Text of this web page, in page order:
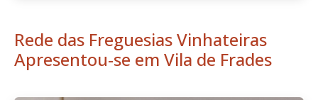
Rede das Freguesias Vinhateiras
Apresentou-se em Vila de Frades